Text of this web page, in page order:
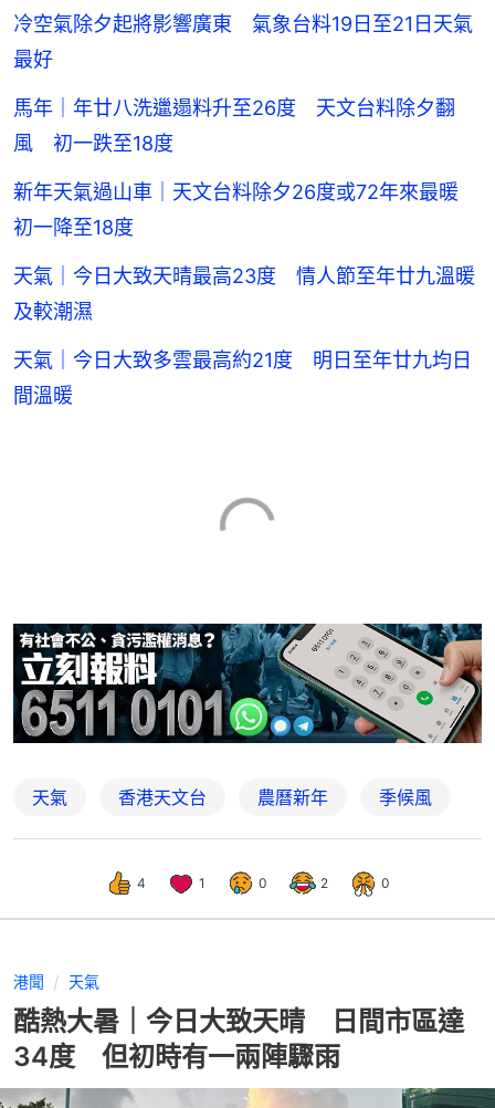
冷空氣除夕起將影響廣東 氣象台料19日至21日天氣
最好
馬年｜年廿八洗邋遢料升至26度 天文台料除夕翻
風 初一跌至18度
新年天氣過山車｜天文台料除夕26度或72年來最暖
初一降至18度
天氣｜今日大致天晴最高23度 情人節至年廿九溫暖
及較潮濕
天氣｜今日大致多雲最高約21度 明日至年廿九均日
間溫暖
天氣 香港天文台 農曆新年 季候風
4 1 0 2 0
港聞 天氣
酷熱大暑｜今日大致天晴 日間市區達
34度 但初時有一兩陣驟雨